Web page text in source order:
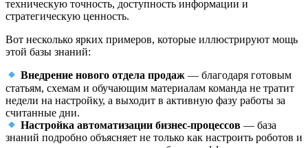
техническую точность, доступность информации и
стратегическую ценность.
Вот несколько ярких примеров, которые иллюстрируют мощь
этой базы знаний:
Внедрение нового отдела продаж — благодаря готовым
статьям, схемам и обучающим материалам команда не тратит
недели на настройку, а выходит в активную фазу работы за
считанные дни.
Настройка автоматизации бизнес-процессов — база
знаний подробно объясняет не только как настроить роботов и